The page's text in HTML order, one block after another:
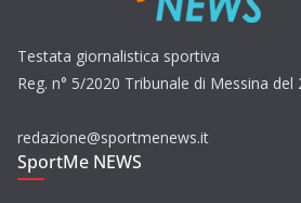
Testata giornalistica sportiva
Reg. n° 5/2020 Tribunale di Messina del
redazione@sportmenews.it
SportMe NEWS